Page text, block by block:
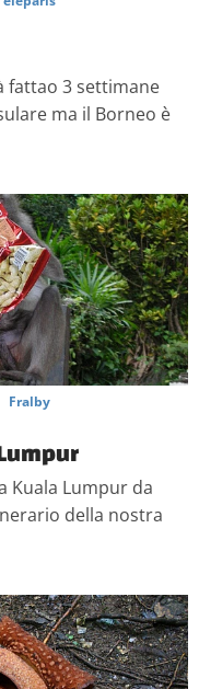
fattao 3 settimane
ma il Borneo è
Fralby
Kuala Lumpur da
della nostra